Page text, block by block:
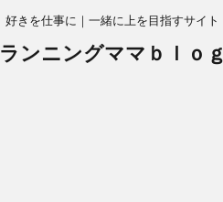
好きを仕事に｜一緒に上を目指すサイト
ランニングママｂｌｏｇ